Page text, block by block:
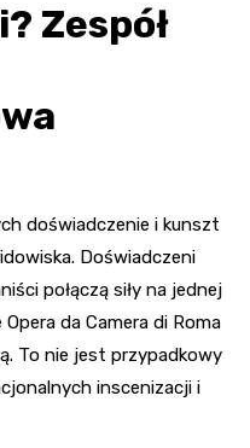
Zespół
doświadczenie i kunszt
Doświadczeni
połączą siły na jednej
da Camera di Roma
To nie jest przypadkowy
inscenizacji i